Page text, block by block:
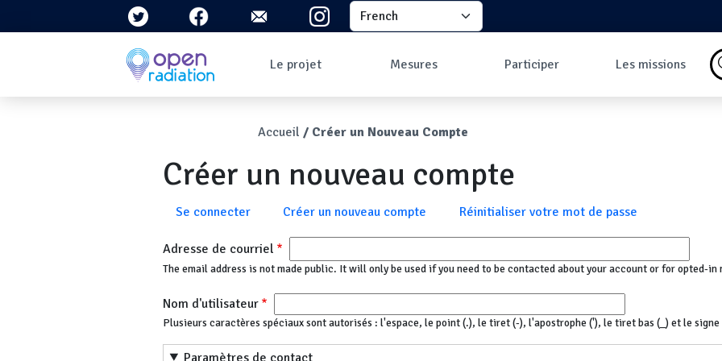
Aller au contenu principal Select your language
Le projet
Qu'est-ce que la
Lettres
Mesures
Les données
Carte des mesures
Tableau de bord
commentées
Participer
la communauté ?
Les missions
Fil d'Ariane
Accueil Créer un Nouveau Compte
Créer un nouveau compte
Onglets principaux
Se connecter Créer un nouveau compte Réinitialiser votre mot de passe
Adresse de courriel
The email address is not made public. It will only be used if you need to be contacted about your account or for opted-
Nom d'utilisateur
Plusieurs caractères spéciaux sont autorisés : l'espace, le point (.), le tiret (-), l'apostrophe ('), le tiret bas (_) et le signe
Paramètres de contact